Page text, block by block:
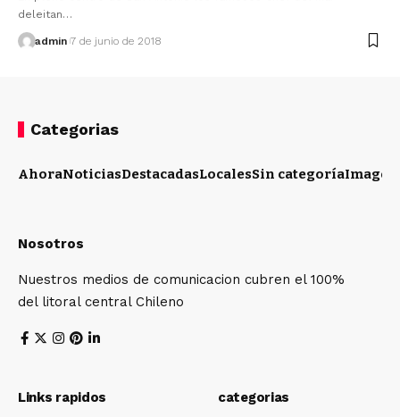
deleitan…
admin 7 de junio de 2018
Categorias
AhoraNoticiasDestacadasLocalesSin categoríaImagen
Nosotros
Nuestros medios de comunicacion cubren el 100%
del litoral central Chileno
Links rapidos categorias